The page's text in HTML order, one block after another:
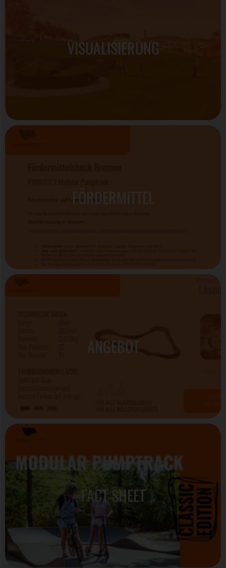
VISUALISIERUNG
FÖRDERMITTEL
ANGEBOT
FACT SHEET